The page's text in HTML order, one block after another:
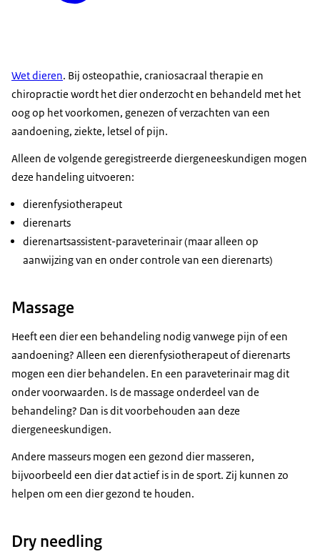
Wet dieren. Bij osteopathie, craniosacraal therapie en
chiropractie wordt het dier onderzocht en behandeld met het
oog op het voorkomen, genezen of verzachten van een
aandoening, ziekte, letsel of pijn.
Alleen de volgende geregistreerde diergeneeskundigen mogen
deze handeling uitvoeren:
dierenfysiotherapeut
dierenarts
dierenartsassistent-paraveterinair (maar alleen op
aanwijzing van en onder controle van een dierenarts)
Massage
Heeft een dier een behandeling nodig vanwege pijn of een
aandoening? Alleen een dierenfysiotherapeut of dierenarts
mogen een dier behandelen. En een paraveterinair mag dit
onder voorwaarden. Is de massage onderdeel van de
behandeling? Dan is dit voorbehouden aan deze
diergeneeskundigen.
Andere masseurs mogen een gezond dier masseren,
bijvoorbeeld een dier dat actief is in de sport. Zij kunnen zo
helpen om een dier gezond te houden.
Dry needling